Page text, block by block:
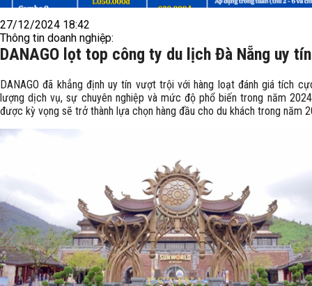
27/12/2024 18:42
Thông tin doanh nghiệp:
DANAGO lọt top công ty du lịch Đà Nẵng uy
DANAGO đã khẳng định uy tín vượt trội với hàng loạt đánh giá tích
lượng dịch vụ, sự chuyên nghiệp và mức độ phổ biến trong năm
được kỳ vọng sẽ trở thành lựa chọn hàng đầu cho du khách trong năm